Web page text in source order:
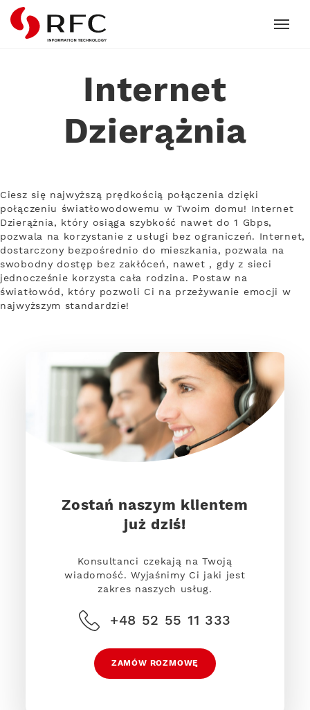
RFC
Internet
Dzierążnia
Ciesz się najwyższą prędkością połączenia dzięki
połączeniu światłowodowemu w Twoim domu! Internet
Dzierążnia, który osiąga szybkość nawet do 1 Gbps,
pozwala na korzystanie z usługi bez ograniczeń. Internet,
dostarczony bezpośrednio do mieszkania, pozwala na
swobodny dostęp bez zakłóceń, nawet , gdy z sieci
jednocześnie korzysta cała rodzina. Postaw na
światłowód, który pozwoli Ci na przeżywanie emocji w
najwyższym standardzie!
Zostań naszym klientem
już dziś!
Konsultanci czekają na Twoją
wiadomość. Wyjaśnimy Ci jaki jest
zakres naszych usług.
+48 52 55 11 333
ZAMÓW ROZMOWĘ